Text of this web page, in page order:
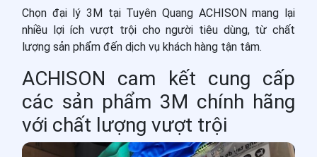
Chọn đại lý 3M tại Tuyên Quang ACHISON mang lại
nhiều lợi ích vượt trội cho người tiêu dùng, từ chất
lượng sản phẩm đến dịch vụ khách hàng tận tâm.
ACHISON cam kết cung cấp
các sản phẩm 3M chính hãng
với chất lượng vượt trội